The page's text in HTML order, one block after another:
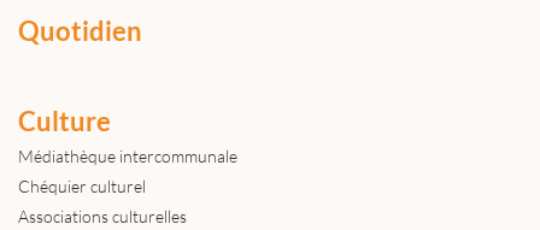
Quotidien
Culture
Médiathèque intercommunale
Chéquier culturel
Associations culturelles